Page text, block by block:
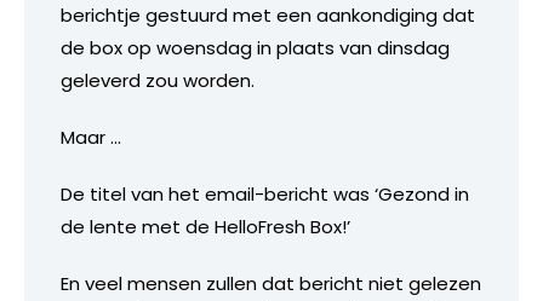
berichtje gestuurd met een aankondiging dat
de box op woensdag in plaats van dinsdag
geleverd zou worden.
Maar …
De titel van het email-bericht was ‘Gezond in
de lente met de HelloFresh Box!’
En veel mensen zullen dat bericht niet gelezen